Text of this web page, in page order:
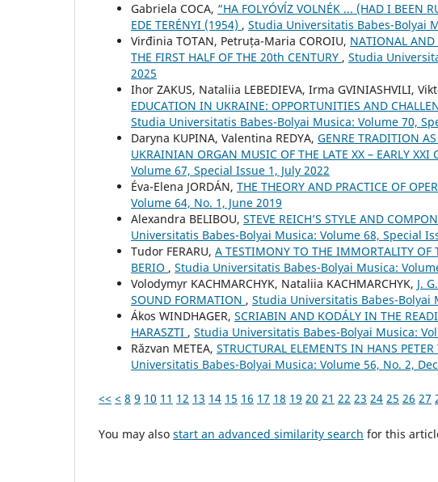
Gabriela COCA, “HA FOLYÓVĺZ VOLNÉK ... (HAD I BEEN
EDE TERÉNYI (1954) , Studia Universitatis Babes-Bolyai
Virđinia TOTAN, Petruța-Maria COROIU, NATIONAL AND
THE FIRST HALF OF THE 20th CENTURY , Studia
2025
Ihor ZAKUS, Nataliia LEBEDIEVA, Irma GVINIASHVILI,
EDUCATION IN UKRAINE: OPPORTUNITIES AND
Studia Universitatis Babes-Bolyai Musica: Volume 70,
Daryna KUPINA, Valentina REDYA, GENRE TRADITION
UKRAINIAN ORGAN MUSIC OF THE LATE XX – EARLY XXI
Volume 67, Special Issue 1, July 2022
Éva-Elena JORDÁN, THE THEORY AND PRACTICE OF
Volume 64, No. 1, June 2019
Alexandra BELIBOU, STEVE REICH’S STYLE AND
Universitatis Babes-Bolyai Musica: Volume 68, Special
Tudor FERARU, A TESTIMONY TO THE IMMORTALITY OF
BERIO , Studia Universitatis Babes-Bolyai Musica:
Volodymyr KACHMARCHYK, Nataliia KACHMARCHYK, J.
SOUND FORMATION , Studia Universitatis Babes-Bolyai
Ákos WINDHAGER, SCRIABIN AND KODÁLY IN THE
HARASZTI , Studia Universitatis Babes-Bolyai Musica:
Răzvan METEA, STRUCTURAL ELEMENTS IN HANS
Universitatis Babes-Bolyai Musica: Volume 56, No. 2,
<< < 8 9 10 11 12 13 14 15 16 17 18 19 20 21 22 23 24 25 26 27
You may also start an advanced similarity search for this